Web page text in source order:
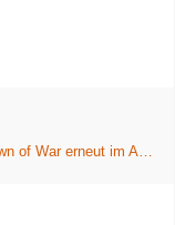
Achtung, Achtung! Warhammer 40,000: Dawn of War erneut im Angebot bei Steam